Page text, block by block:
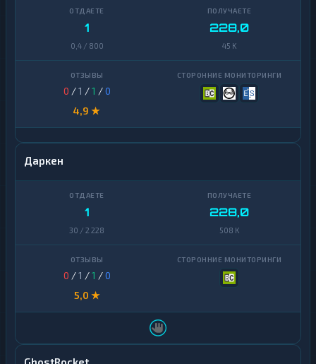
1
0,4 / 800
228,0
45 K
0 /1 /1 /0
4,9 ★
Даркен
1
30 / 2 228
228,0
508 K
0 /1 /1 /0
5,0 ★